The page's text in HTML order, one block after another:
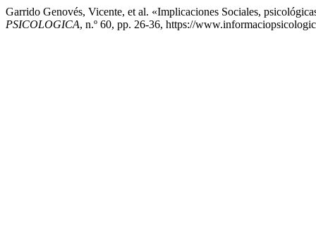
Garrido Genovés, Vicente, et al. «Implicaciones Sociales,
PSICOLOGICA, n.º 60, pp. 26-36, https://